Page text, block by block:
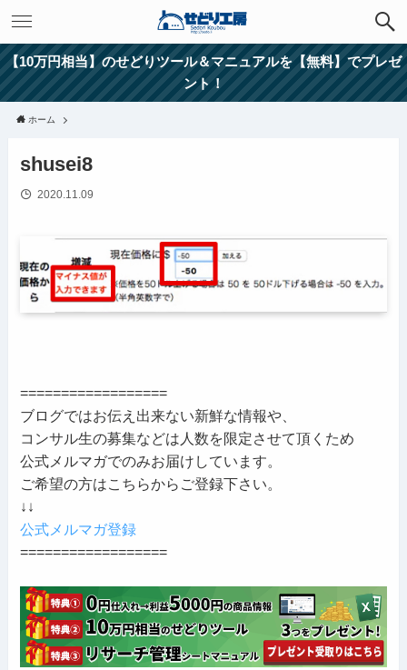
【10万円相当】のせどりツール＆マニュアルを【無料】でプレゼ
ント！
ホーム
shusei8
2020.11.09
==================
ブログではお伝え出来ない新鮮な情報や、
コンサル生の募集などは人数を限定させて頂くため
公式メルマガでのみお届けしています。
ご希望の方はこちらからご登録下さい。
↓↓
公式メルマガ登録
==================